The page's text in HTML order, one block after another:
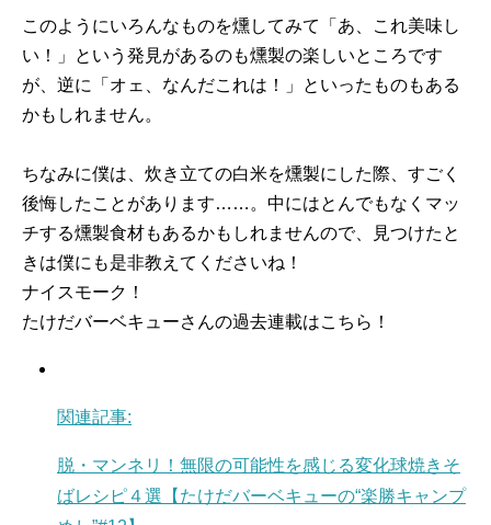
このようにいろんなものを燻してみて「あ、これ美味し
い！」という発見があるのも燻製の楽しいところです
が、逆に「オェ、なんだこれは！」といったものもある
かもしれません。
ちなみに僕は、炊き立ての白米を燻製にした際、すごく
後悔したことがあります……。中にはとんでもなくマッ
チする燻製食材もあるかもしれませんので、見つけたと
きは僕にも是非教えてくださいね！
ナイスモーク！
たけだバーベキューさんの過去連載はこちら！
関連記事:
脱・マンネリ！無限の可能性を感じる変化球焼きそ
ばレシピ４選【たけだバーベキューの“楽勝キャンプ